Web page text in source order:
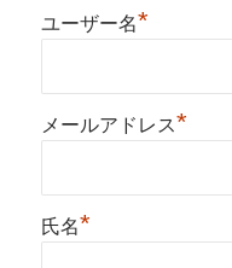
ユーザー名*
メールアドレス*
氏名*